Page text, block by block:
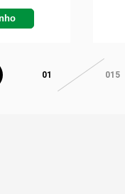
01 015